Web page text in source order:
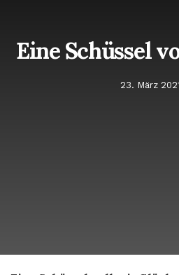
Eine Schüssel
23. März